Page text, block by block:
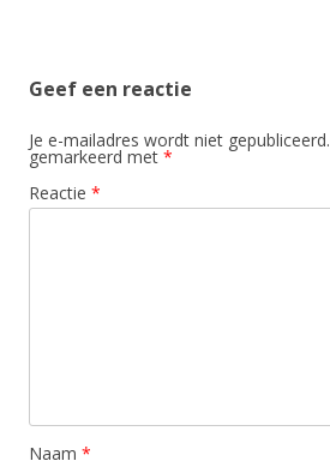
Geef een reactie
Je e-mailadres wordt niet gepubliceerd.
gemarkeerd met *
Reactie *
Naam *